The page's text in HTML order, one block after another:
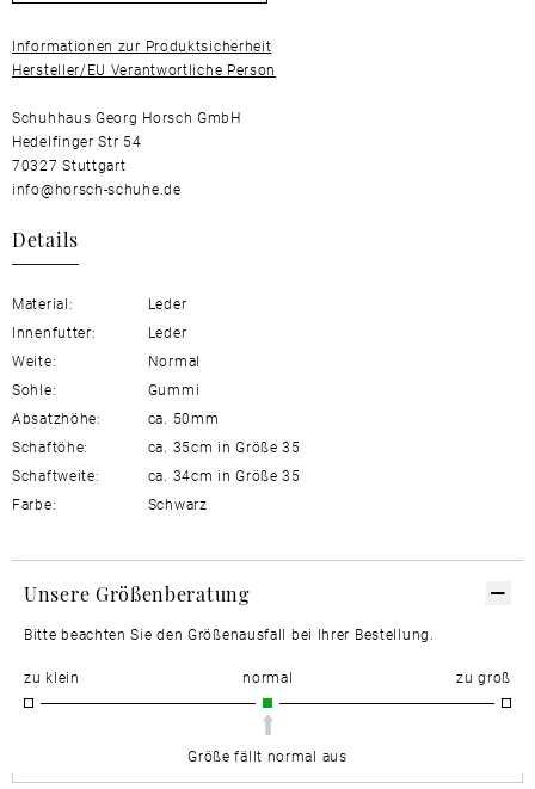
Informationen zur Produktsicherheit
Hersteller/EU Verantwortliche Person
Schuhhaus Georg Horsch GmbH
Hedelfinger Str 54
70327 Stuttgart
info@horsch-schuhe.de
Details
Material:
Leder
Innenfutter:
Leder
Weite:
Normal
Sohle:
Gummi
Absatzhöhe:
ca. 50mm
Schaftöhe:
ca. 35cm in Größe 35
Schaftweite:
ca. 34cm in Größe 35
Farbe:
Schwarz
Unsere Größenberatung
Bitte beachten Sie den Größenausfall bei Ihrer Bestellung.
zu klein normal zu groß
Größe fällt normal aus